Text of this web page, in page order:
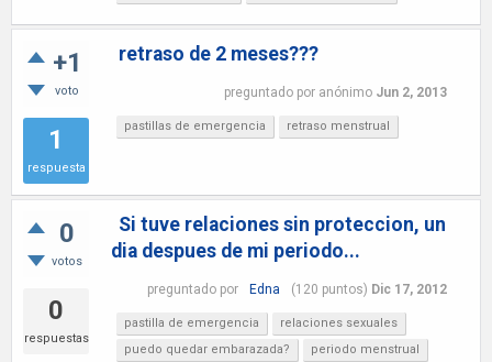
+1
voto
1
respuesta
retraso de 2 meses???
preguntado por anónimo Jun 2, 2013
pastillas de emergencia retraso menstrual
0
votos
0
respuestas
Si tuve relaciones sin proteccion, un
dia despues de mi periodo...
preguntado por Edna (120 puntos) Dic 17, 2012
pastilla de emergencia
relaciones sexuales
puedo quedar embarazada?
periodo menstrual